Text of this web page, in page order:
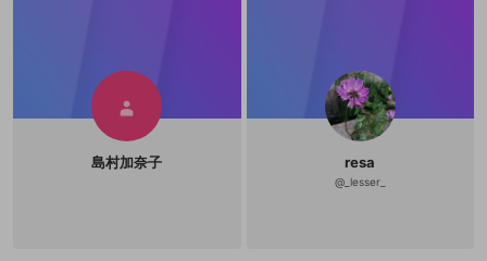
島村加奈子 resa
@_lesser_